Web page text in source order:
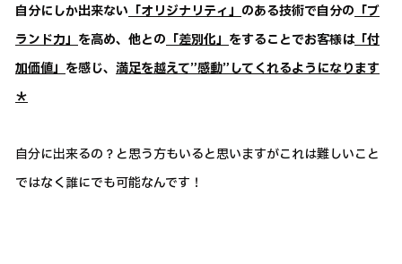
自分にしか出来ない 「オリジナリティ」 のある技術で自分の 「ブ
ランド力」 を高め、他との 「差別化」 をすることでお客様は「付
加価値」 を感じ、 満足を越えて”感動”してくれるようになります
＊
自分に出来るの？と思う方もいると思いますがこれは難しいこと
ではなく誰にでも可能なんです！